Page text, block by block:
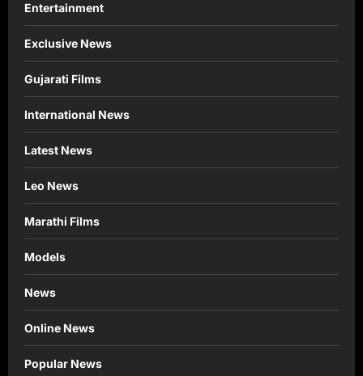
Entertainment
Exclusive News
Gujarati Films
International News
Latest News
Leo News
Marathi Films
Models
News
Online News
Popular News